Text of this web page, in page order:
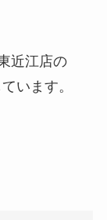
近江店の
います。